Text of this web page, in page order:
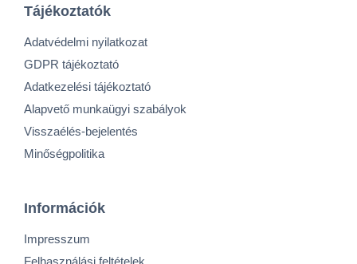
Tájékoztatók
Adatvédelmi nyilatkozat
GDPR tájékoztató
Adatkezelési tájékoztató
Alapvető munkaügyi szabályok
Visszaélés-bejelentés
Minőségpolitika
Információk
Impresszum
Felhasználási feltételek